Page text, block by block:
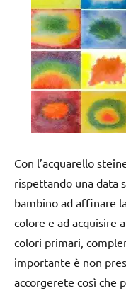
Con l’acquarello
rispettando una data
bambino ad affinare
colore e ad acquisire
colori primari,
importante è non
accorgerete così che